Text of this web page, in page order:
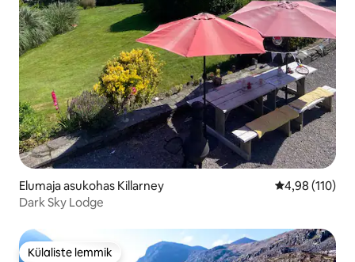
Elumaja asukohas Killarney Keskmine
4,98 (110)
Dark Sky Lodge
Külaliste lemmik